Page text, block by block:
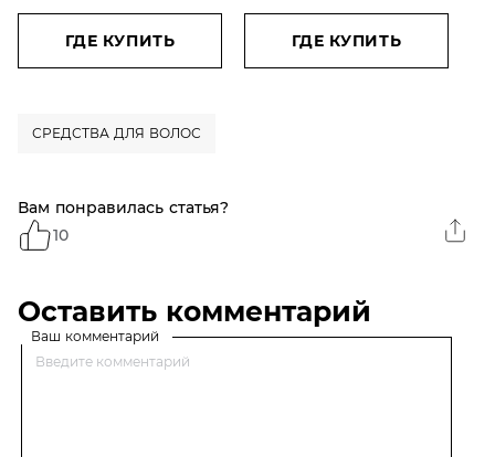
ГДЕ КУПИТЬ
несмываемый, для
длинных
поврежденных волос, с
ГДЕ КУПИТЬ
СРЕДСТВА ДЛЯ ВОЛОС
Вам понравилась статья?
10
Оставить комментарий
Ваш комментарий